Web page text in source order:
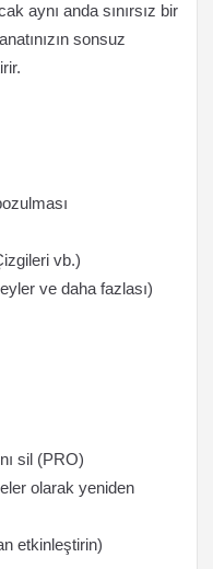
aynı anda sınırsız bir
sonsuz
vb.)
ve daha fazlası)
sil (PRO)
olarak yeniden
etkinleştirin)